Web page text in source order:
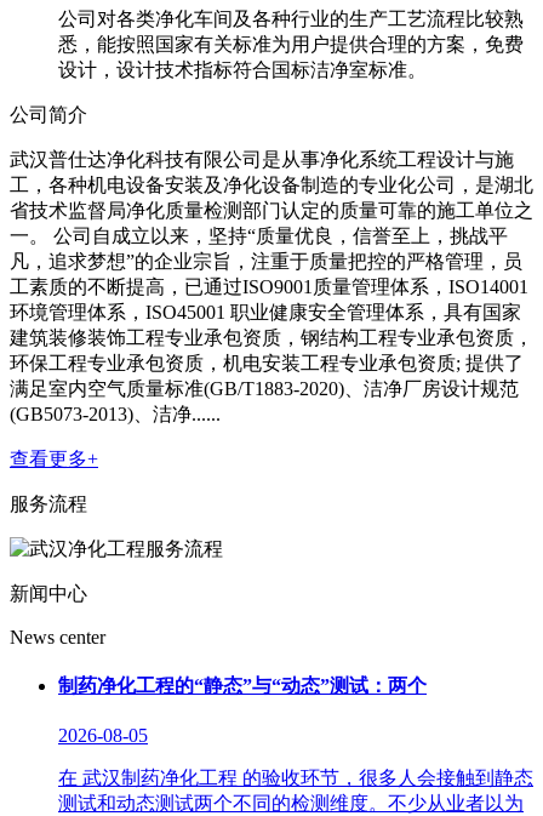
公司对各类净化车间及各种行业的生产工艺流程比较熟
悉，能按照国家有关标准为用户提供合理的方案，免费
设计，设计技术指标符合国标洁净室标准。
公司简介
武汉普仕达净化科技有限公司是从事净化系统工程设计与施
工，各种机电设备安装及净化设备制造的专业化公司，是湖北
省技术监督局净化质量检测部门认定的质量可靠的施工单位之
一。 公司自成立以来，坚持“质量优良，信誉至上，挑战平
凡，追求梦想”的企业宗旨，注重于质量把控的严格管理，员
工素质的不断提高，已通过ISO9001质量管理体系，ISO14001
环境管理体系，ISO45001 职业健康安全管理体系，具有国家
建筑装修装饰工程专业承包资质，钢结构工程专业承包资质，
环保工程专业承包资质，机电安装工程专业承包资质; 提供了
满足室内空气质量标准(GB/T1883-2020)、洁净厂房设计规范
(GB5073-2013)、洁净......
查看更多+
服务流程
新闻中心
News center
制药净化工程的“静态”与“动态”测试：两个
2026-08-05
在 武汉制药净化工程 的验收环节，很多人会接触到静态
测试和动态测试两个不同的检测维度。不少从业者以为